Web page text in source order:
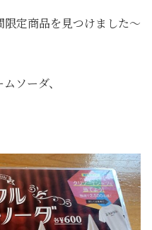
定商品を見つけました〜
ソーダ、